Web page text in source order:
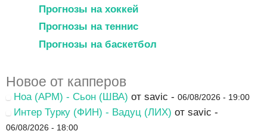
Прогнозы на хоккей
Прогнозы на теннис
Прогнозы на баскетбол
Новое от капперов
Ноа (АРМ) - Сьон (ШВА) от savic - 06/08/2026 - 19:00
Интер Турку (ФИН) - Вадуц (ЛИХ) от savic -
06/08/2026 - 18:00